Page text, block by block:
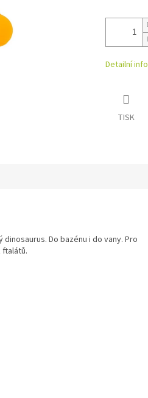
Detailní
TISK
Do bazénu i do vany. Pro